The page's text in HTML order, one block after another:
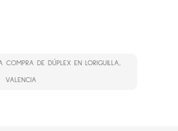
COMPRA DE DÚPLEX EN LORIGUILLA,
VALENCIA